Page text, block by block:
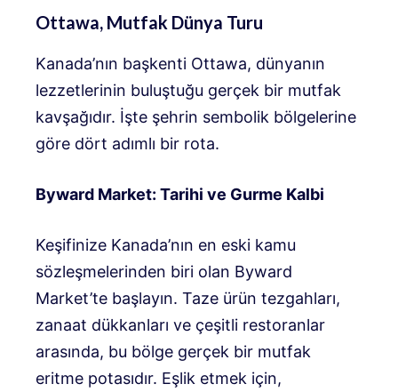
Ottawa, Mutfak Dünya Turu
Kanada’nın başkenti Ottawa, dünyanın
lezzetlerinin buluştuğu gerçek bir mutfak
kavşağıdır. İşte şehrin sembolik bölgelerine
göre dört adımlı bir rota.
Byward Market: Tarihi ve Gurme Kalbi
Keşifinize Kanada’nın en eski kamu
sözleşmelerinden biri olan Byward
Market’te başlayın. Taze ürün tezgahları,
zanaat dükkanları ve çeşitli restoranlar
arasında, bu bölge gerçek bir mutfak
eritme potasıdır. Eşlik etmek için,